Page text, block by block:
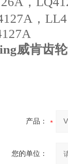
，
威肯齿
产品：
您的单位：